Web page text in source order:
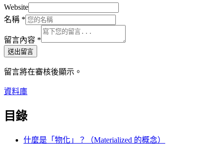
Website
名稱 *
留言內容 *
送出留言
留言將在審核後顯示。
資料庫
目錄
什麼是「物化」？（Materialized 的概念）